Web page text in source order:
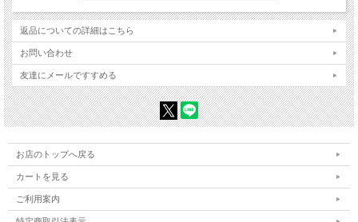
返品についての詳細はこちら
お問い合わせ
友達にメールですすめる
お店のトップへ戻る
カートを見る
ご利用案内